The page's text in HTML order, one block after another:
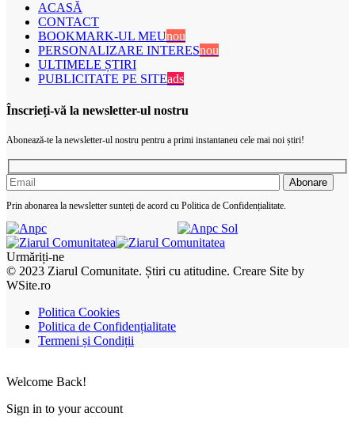
ACASĂ
CONTACT
BOOKMARK-UL MEUnou
PERSONALIZARE INTERESnou
ULTIMELE ȘTIRI
PUBLICITATE PE SITEads
Înscrieți-vă la newsletter-ul nostru
Abonează-te la newsletter-ul nostru pentru a primi instantaneu cele mai noi știri!
Prin abonarea la newsletter sunteți de acord cu Politica de Confidențialitate.
Urmăriți-ne
© 2023 Ziarul Comunitate. Știri cu atitudine. Creare Site by
WSite.ro
Politica Cookies
Politica de Confidențialitate
Termeni și Condiții
Welcome Back!
Sign in to your account